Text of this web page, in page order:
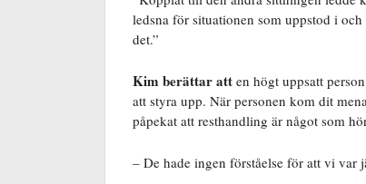
ledsna för situationen som uppstod i
det.”
Kim berättar att en högt uppsatt
att styra upp. När personen kom dit
påpekat att resthandling är något som
– De hade ingen förståelse för att vi var